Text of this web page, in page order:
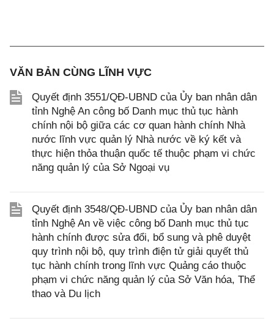
VĂN BẢN CÙNG LĨNH VỰC
Quyết định 3551/QĐ-UBND của Ủy ban nhân dân
tỉnh Nghệ An công bố Danh mục thủ tục hành
chính nội bộ giữa các cơ quan hành chính Nhà
nước lĩnh vực quản lý Nhà nước về ký kết và
thực hiện thỏa thuận quốc tế thuộc phạm vi chức
năng quản lý của Sở Ngoại vụ
Quyết định 3548/QĐ-UBND của Ủy ban nhân dân
tỉnh Nghệ An về việc công bố Danh mục thủ tục
hành chính được sửa đổi, bổ sung và phê duyệt
quy trình nội bộ, quy trình điện tử giải quyết thủ
tục hành chính trong lĩnh vực Quảng cáo thuộc
phạm vi chức năng quản lý của Sở Văn hóa, Thể
thao và Du lịch